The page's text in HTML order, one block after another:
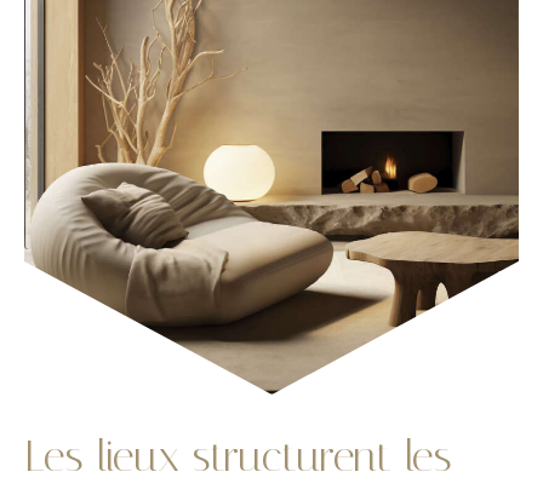
Les lieux structurent les